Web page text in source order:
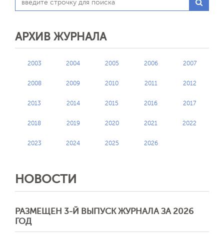
АРХИВ ЖУРНАЛА
2003 2004 2005 2006 2007
2008 2009 2010 2011 2012
2013 2014 2015 2016 2017
2018 2019 2020 2021 2022
2023 2024 2025 2026
НОВОСТИ
РАЗМЕЩЕН 3-Й ВЫПУСК ЖУРНАЛА ЗА 2026
ГОД